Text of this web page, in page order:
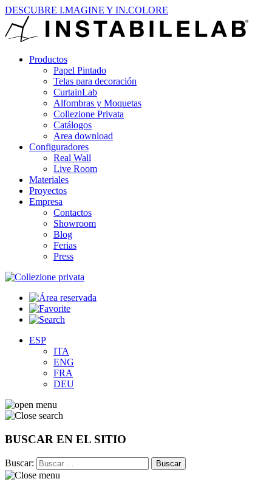
DESCUBRE I.MAGINE Y IN.COLORE
Productos
Papel Pintado
Telas para decoración
CurtainLab
Alfombras y Moquetas
Collezione Privata
Catálogos
Area download
Configuradores
Real Wall
Live Room
Materiales
Proyectos
Empresa
Contactos
Showroom
Blog
Ferias
Press
ESP
ITA
ENG
FRA
DEU
BUSCAR EN EL SITIO
Buscar: